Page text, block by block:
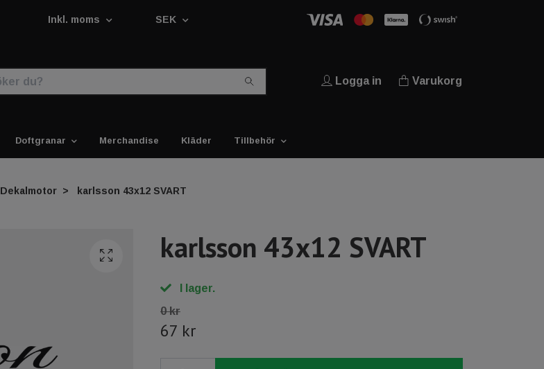
Inkl. moms SEK
Logga in Varukorg
Doftgranar Merchandise Kläder Tillbehör
Dekalmotor karlsson 43x12 SVART
karlsson 43x12 SVART
I lager.
0 kr
67 kr